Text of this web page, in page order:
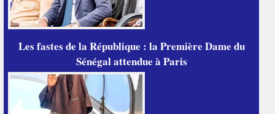
Les fastes de la République : la Première Dame du
Sénégal attendue à Paris